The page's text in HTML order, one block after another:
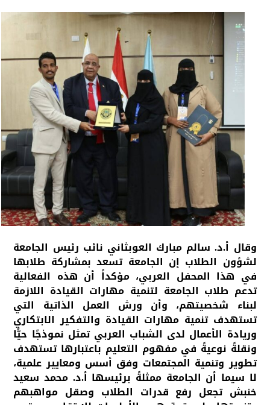
وقال أ.د. سالم مبارك العوبثاني نائب رئيس الجامعة
لشؤون الطلاب إن الجامعة تسعد بمشاركة طلابها
في هذا المحفل العربي، مؤكداً أن هذه الفعالية
تدعم طلاب الجامعة لتنمية مهارات القيادة اللازمة
لبناء شخصيتهم، وأن ورش العمل الذاتية التي
تستهدف تنمية مهارات القيادة والتفكير الابتكاري
وريادة الأعمال لدى الشباب العربي تمثل نموذجًا حيًّا
ونقلةً نوعيةً في مفهوم التعليم باعتبارها تستهدف
تطوير وتنمية المجتمعات وفق أسس ومعايير علمية،
لا سيما أن الجامعة ممثلةً برئيسها أ.د. محمد سعيد
خنبش تجعل رفع قدرات الطلاب وصقل مواهبهم